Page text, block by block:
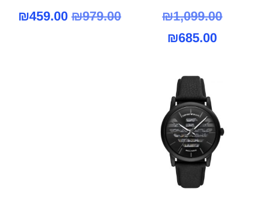
₪1,099.00
המחיר
₪685.00
₪979.00
המחיר₪459.00